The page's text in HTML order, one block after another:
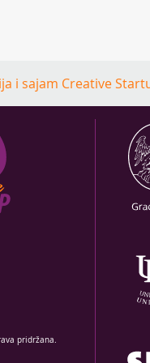
i sajam Creative
pridržana.